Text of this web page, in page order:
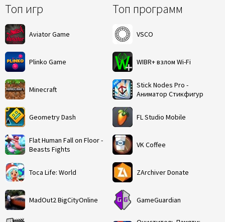
Топ игр
Aviator Game
Plinko Game
Minecraft
Geometry Dash
Flat Human Fall on Floor -
Beasts Fights
Toca Life: World
MadOut2 BigCityOnline
Топ программ
VSCO
WIBR+ взлом Wi-Fi
Stick Nodes Pro -
Аниматор Стикфигур
FL Studio Mobile
VK Coffee
ZArchiver Donate
GameGuardian